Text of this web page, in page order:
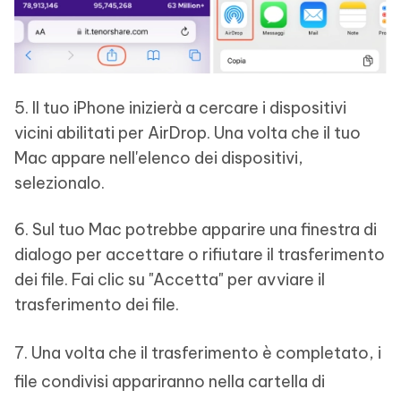
5. Il tuo iPhone inizierà a cercare i dispositivi
vicini abilitati per AirDrop. Una volta che il tuo
Mac appare nell'elenco dei dispositivi,
selezionalo.
6. Sul tuo Mac potrebbe apparire una finestra di
dialogo per accettare o rifiutare il trasferimento
dei file. Fai clic su "Accetta" per avviare il
trasferimento dei file.
7. Una volta che il trasferimento è completato, i
file condivisi appariranno nella cartella di